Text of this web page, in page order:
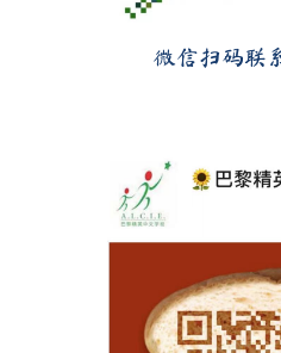
微信扫码联